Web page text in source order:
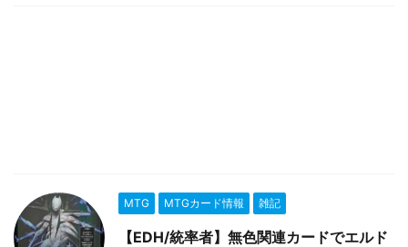
MTG MTGカード情報 雑記
【EDH/統率者】無色関連カードでエルド